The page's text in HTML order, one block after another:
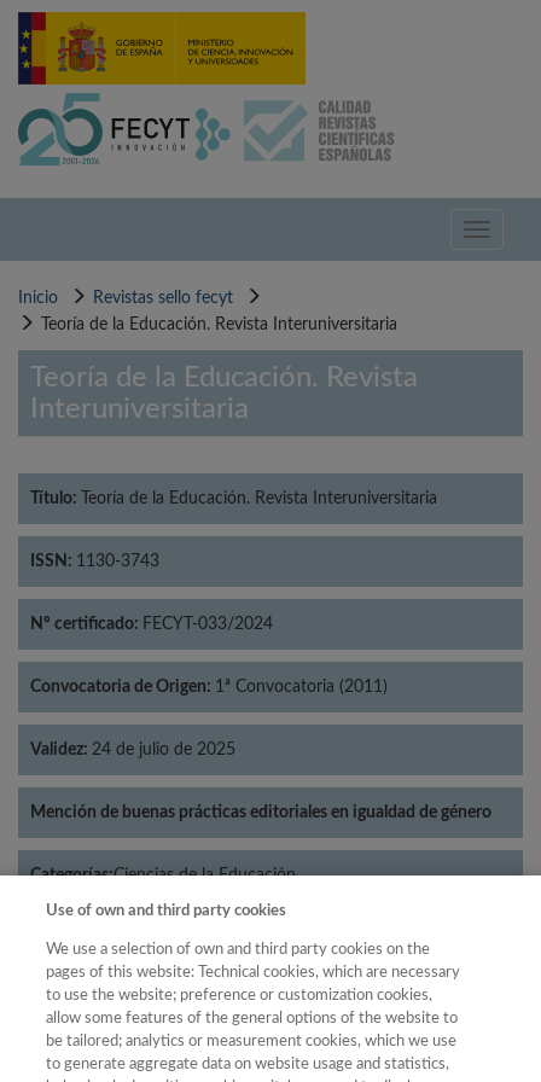
Pasar
contenido
Toggle
Inicio
Revistas sello fecyt
Teoría de la Educación. Revista Interuniversitaria
Teoría de la Educación. Revista
Interuniversitaria
Título: Teoría de la Educación. Revista Interuniversitaria
ISSN: 1130-3743
Nº certificado: FECYT-033/2024
Convocatoria de Origen: 1ª Convocatoria (2011)
Validez: 24 de julio de 2025
Mención de buenas prácticas editoriales en igualdad de género
Categorías:Ciencias de la Educación
Año
Año Filtrar
Use of own and third party cookies
We use a selection of own and third party cookies on the
pages of this website: Technical cookies, which are necessary
to use the website; preference or customization cookies,
allow some features of the general options of the website to
be tailored; analytics or measurement cookies, which we use
to generate aggregate data on website usage and statistics,